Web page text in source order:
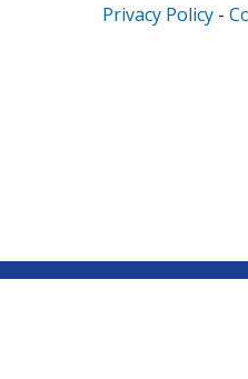
Privacy Policy -